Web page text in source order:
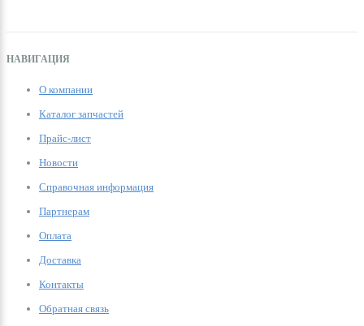
НАВИГАЦИЯ
О компании
Каталог запчастей
Прайс-лист
Новости
Справочная информация
Партнерам
Оплата
Доставка
Контакты
Обратная связь